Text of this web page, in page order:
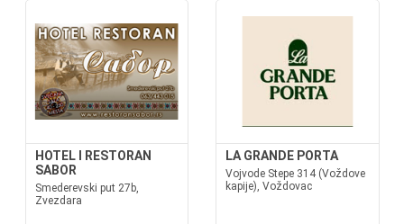
HOTEL I RESTORAN
SABOR
Smederevski put 27b,
Zvezdara
LA GRANDE PORTA
Vojvode Stepe 314 (Voždove
kapije), Voždovac